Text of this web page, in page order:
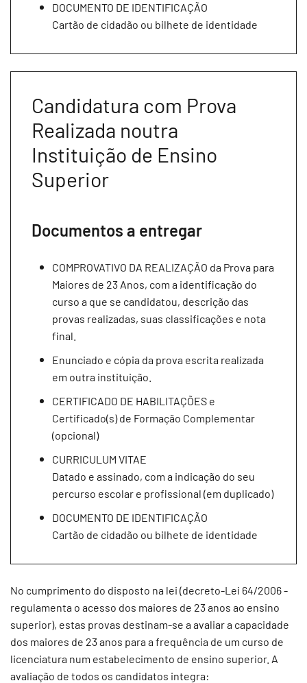
DOCUMENTO DE IDENTIFICAÇÃO
Cartão de cidadão ou bilhete de identidade
Candidatura com Prova
Realizada noutra
Instituição de Ensino
Superior
Documentos a entregar
COMPROVATIVO DA REALIZAÇÃO da Prova para
Maiores de 23 Anos, com a identificação do
curso a que se candidatou, descrição das
provas realizadas, suas classificações e nota
final.
Enunciado e cópia da prova escrita realizada
em outra instituição.
CERTIFICADO DE HABILITAÇÕES e
Certificado(s) de Formação Complementar
(opcional)
CURRICULUM VITAE
Datado e assinado, com a indicação do seu
percurso escolar e profissional (em duplicado)
DOCUMENTO DE IDENTIFICAÇÃO
Cartão de cidadão ou bilhete de identidade
No cumprimento do disposto na lei (decreto-Lei 64/2006 -
regulamenta o acesso dos maiores de 23 anos ao ensino
superior), estas provas destinam-se a avaliar a capacidade
dos maiores de 23 anos para a frequência de um curso de
licenciatura num estabelecimento de ensino superior. A
avaliação de todos os candidatos integra: